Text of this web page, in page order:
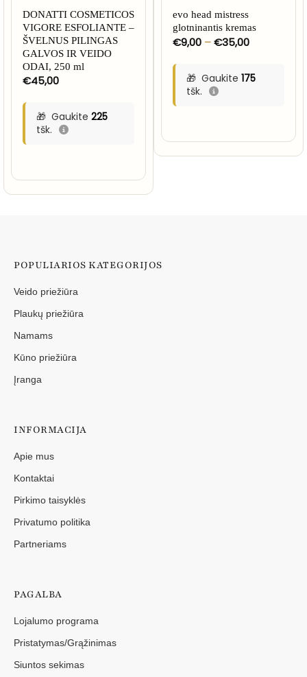
DONATTI COSMETICOS
VIGORE ESFOLIANTE –
ŠVELNUS PILINGAS
GALVOS IR VEIDO
ODAI, 250 ml
€45,00
Gaukite 225
tšk.
evo head mistress
glotninantis kremas
€9,00 – €35,00Price
through
€35,00
Gaukite 175
tšk.
POPULIARIOS KATEGORIJOS
Veido priežiūra
Plaukų priežiūra
Namams
Kūno priežiūra
Įranga
INFORMACIJA
Apie mus
Kontaktai
Pirkimo taisyklės
Privatumo politika
Partneriams
PAGALBA
Lojalumo programa
Pristatymas/Grąžinimas
Siuntos sekimas